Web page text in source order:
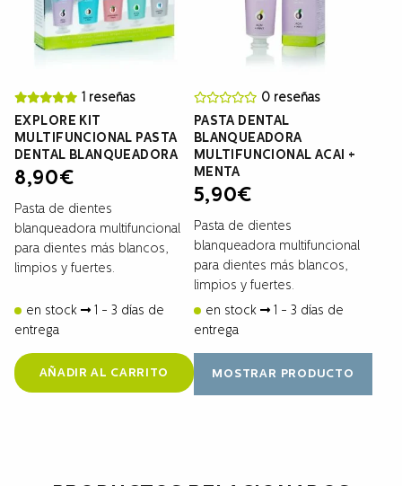
1 reseñas
EXPLORE KIT
MULTIFUNCIONAL PASTA
DENTAL BLANQUEADORA
8,90€
Pasta de dientes
blanqueadora multifuncional
para dientes más blancos,
limpios y fuertes.
en stock
1 - 3 días de
entrega
AÑADIR AL CARRITO
0 reseñas
PASTA DENTAL
BLANQUEADORA
MULTIFUNCIONAL ACAI +
MENTA
5,90€
Pasta de dientes
blanqueadora multifuncional
para dientes más blancos,
limpios y fuertes.
en stock
1 - 3 días de
entrega
MOSTRAR PRODUCTO